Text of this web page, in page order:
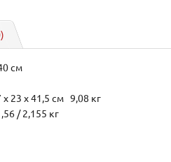
см
23 x 41,5 см 9,08 кг
/ 2,155 кг